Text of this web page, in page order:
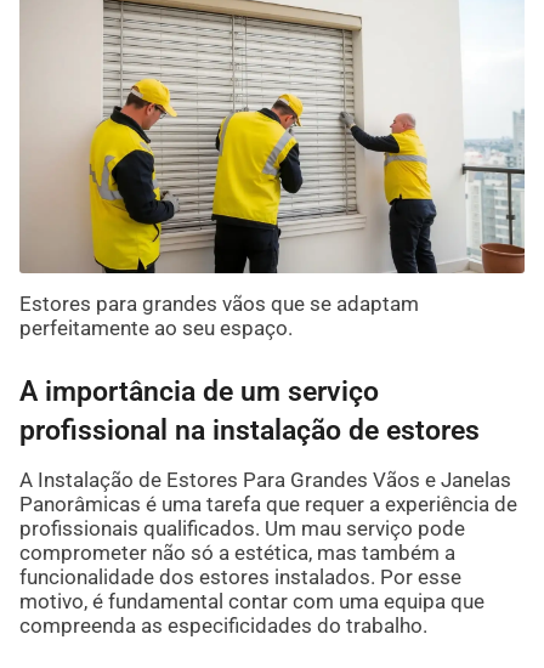
Estores para grandes vãos que se adaptam
perfeitamente ao seu espaço.
A importância de um serviço
profissional na instalação de estores
A Instalação de Estores Para Grandes Vãos e Janelas
Panorâmicas é uma tarefa que requer a experiência de
profissionais qualificados. Um mau serviço pode
comprometer não só a estética, mas também a
funcionalidade dos estores instalados. Por esse
motivo, é fundamental contar com uma equipa que
compreenda as especificidades do trabalho.